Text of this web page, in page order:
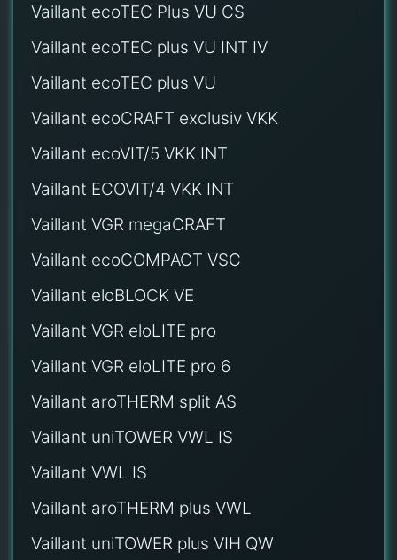
Vaillant ecoTEC Plus VU CS
Vaillant ecoTEC plus VU INT IV
Vaillant ecoTEC plus VU
Vaillant ecoCRAFT exclusiv VKK
Vaillant ecoVIT/5 VKK INT
Vaillant ECOVIT/4 VKK INT
Vaillant VGR megaCRAFT
Vaillant ecoCOMPACT VSC
Vaillant eloBLOCK VE
Vaillant VGR eloLITE pro
Vaillant VGR eloLITE pro 6
Vaillant aroTHERM split AS
Vaillant uniTOWER VWL IS
Vaillant VWL IS
Vaillant aroTHERM plus VWL
Vaillant uniTOWER plus VIH QW